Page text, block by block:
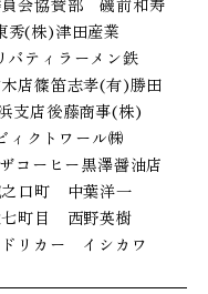
秀(株)津田産業
ティ ラーメン鉄
店篠笛志孝(有)勝田
支店後藤商事(株)
ィクトワール㈱
コーヒー黒澤醤油店
之口町 中葉洋一
七町目 西野英樹
リカー イシカワ